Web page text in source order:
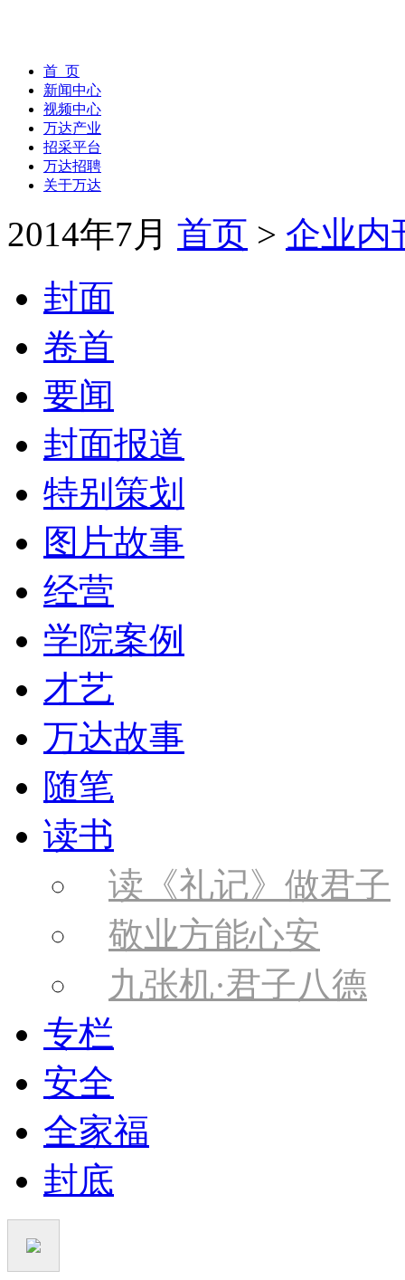
首 页
新闻中心
视频中心
万达产业
招采平台
万达招聘
关于万达
2014年7月 首页 > 企业内
封面
卷首
要闻
封面报道
特别策划
图片故事
经营
学院案例
才艺
万达故事
随笔
读书
读《礼记》做君子
敬业方能心安
九张机·君子八德
专栏
安全
全家福
封底